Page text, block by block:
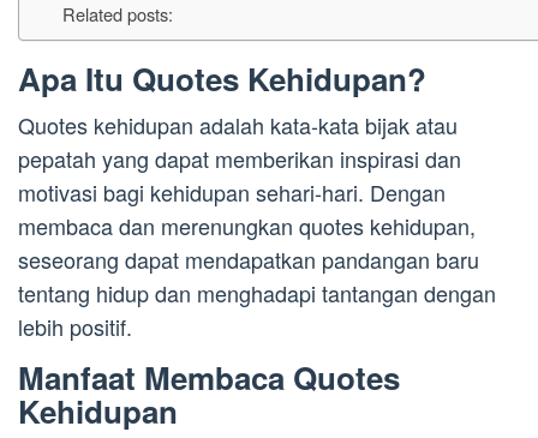
Related posts:
Apa Itu Quotes Kehidupan?
Quotes kehidupan adalah kata-kata bijak atau
pepatah yang dapat memberikan inspirasi dan
motivasi bagi kehidupan sehari-hari. Dengan
membaca dan merenungkan quotes kehidupan,
seseorang dapat mendapatkan pandangan baru
tentang hidup dan menghadapi tantangan dengan
lebih positif.
Manfaat Membaca Quotes
Kehidupan